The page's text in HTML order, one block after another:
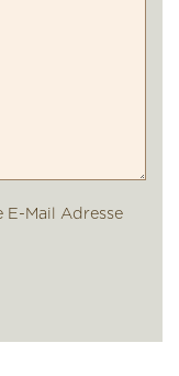
E-Mail Adresse